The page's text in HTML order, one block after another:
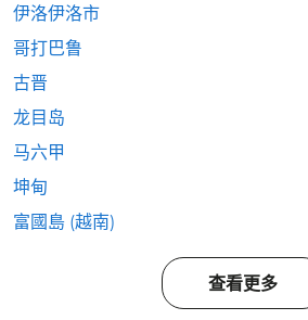
伊洛伊洛市
哥打巴鲁
古晋
龙目岛
马六甲
坤甸
富國島 (越南)
查看更多